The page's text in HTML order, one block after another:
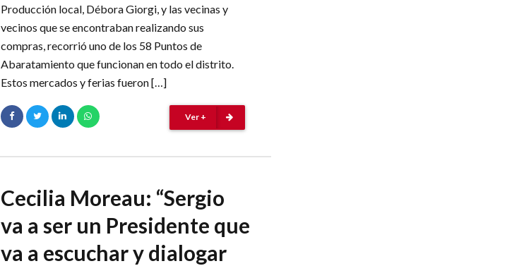
Producción local, Débora Giorgi, y las vecinas y
vecinos que se encontraban realizando sus
compras, recorrió uno de los 58 Puntos de
Abaratamiento que funcionan en todo el distrito.
Estos mercados y ferias fueron […]
Ver +
Cecilia Moreau: “Sergio
va a ser un Presidente que
va a escuchar y dialogar